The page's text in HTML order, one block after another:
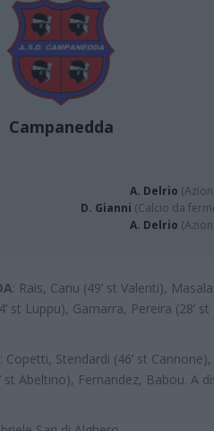
Campanedda
A. Delrio
D. Gianni (Calcio da
A. Delrio
: Rais, Canu (49’ st Valenti),
st Luppu), Gamarra, Pereira (28’
: Copetti, Stendardi (46’ st
st Abeltino), Fernandez, Babou. A